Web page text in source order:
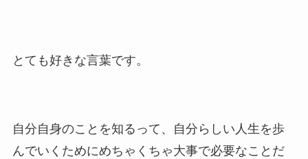
とても好きな言葉です。
自分自身のことを知るって、自分らしい人生を歩
んでいくためにめちゃくちゃ大事で必要なことだ